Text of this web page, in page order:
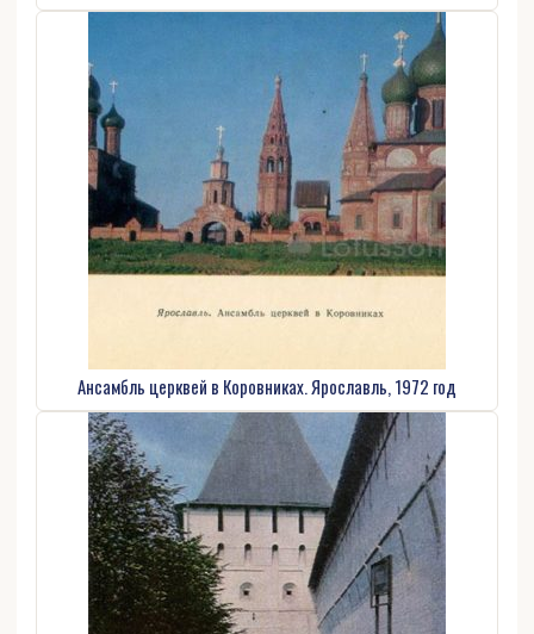
Ансамбль церквей в Коровниках. Ярославль, 1972 год